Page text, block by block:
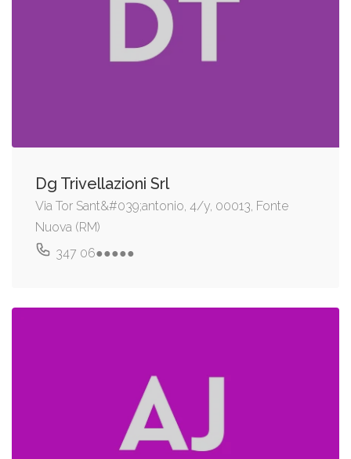
Dg Trivellazioni Srl
Via Tor Sant&#039;antonio, 4/y, 00013, Fonte
Nuova (RM)
347 06●●●●●